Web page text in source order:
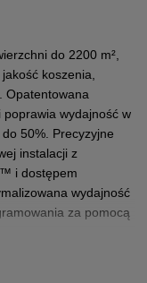
do 2200 m²,
koszenia,
Opatentowana
wydajność w
50%. Precyzyjne
instalacji z
i dostępem
wydajność
za pomocą